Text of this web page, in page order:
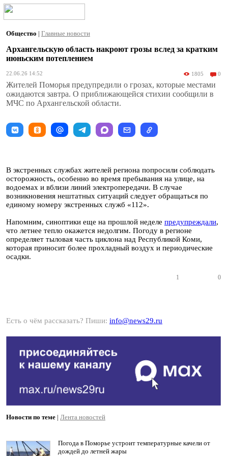
Общество | Главные новости
Архангельскую область накроют грозы вслед за кратким
июньским потеплением
22.06.26 14:52 1805 0
Жителей Поморья предупредили о грозах, которые местами
ожидаются завтра. О приближающейся стихии сообщили в
МЧС по Архангельской области.
В экстренных службах жителей региона попросили соблюдать
осторожность, особенно во время пребывания на улице, на
водоемах и вблизи линий электропередачи. В случае
возникновения нештатных ситуаций следует обращаться по
единому номеру экстренных служб «112».
Напомним, синоптики еще на прошлой неделе предупреждали,
что летнее тепло окажется недолгим. Погоду в регионе
определяет тыловая часть циклона над Республикой Коми,
которая приносит более прохладный воздух и периодические
осадки.
1 0
Есть о чём рассказать? Пиши: info@news29.ru
Новости по теме | Лента новостей
Погода в Поморье устроит температурные качели от
дождей до летней жары